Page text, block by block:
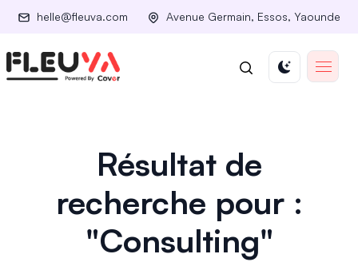
helle@fleuva.com Avenue Germain, Essos, Yaounde
Résultat de
recherche pour :
"Consulting"